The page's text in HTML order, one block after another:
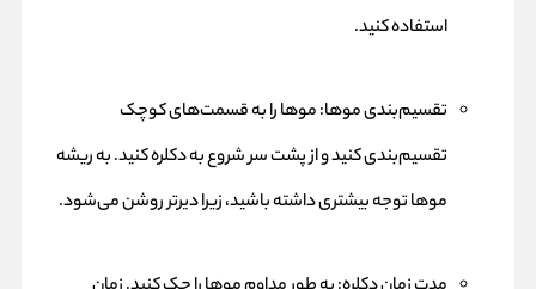
استفاده کنید.
تقسیم‌بندی موها: موها را به قسمت‌های کوچک
تقسیم‌بندی کنید و از پشت سر شروع به دکلره کنید. به ریشه
موها توجه بیشتری داشته باشید، زیرا دیرتر روشن می‌شود.